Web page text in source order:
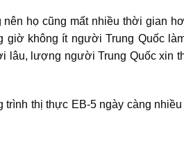
họ cũng mất nhiều thời gian
không ít người Trung Quốc
lượng người Trung Quốc xin
thị thực EB-5 ngày càng